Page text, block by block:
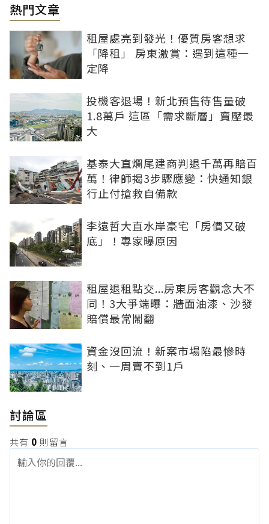
熱門文章
租屋處亮到發光！優質房客想求
「降租」 房東激賞：遇到這種一
定降
投機客退場！新北預售待售量破
1.8萬戶 這區「需求斷層」賣壓最
大
基泰大直爛尾建商判退千萬再賠百
萬！律師揭3步驟應變：快通知銀
行止付搶救自備款
李遠哲大直水岸豪宅「房價又破
底」！專家曝原因
租屋退租點交...房東房客觀念大不
同！3大爭端曝：牆面油漆、沙發
賠償最常鬧翻
資金沒回流！新案市場陷最慘時
刻、一周賣不到1戶
討論區
共有 0 則留言